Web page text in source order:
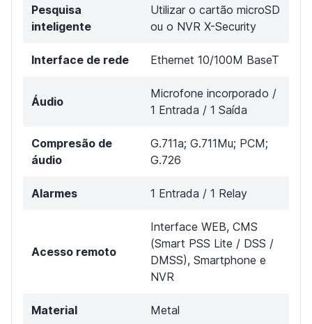
Pesquisa
inteligente
Utilizar o cartão microSD
ou o NVR X-Security
Interface de rede Ethernet 10/100M BaseT
Áudio
Microfone incorporado /
1 Entrada / 1 Saída
Compresão de
áudio
G.711a; G.711Mu; PCM;
G.726
Alarmes 1 Entrada / 1 Relay
Acesso remoto
Interface WEB, CMS
(Smart PSS Lite / DSS /
DMSS), Smartphone e
NVR
Material Metal